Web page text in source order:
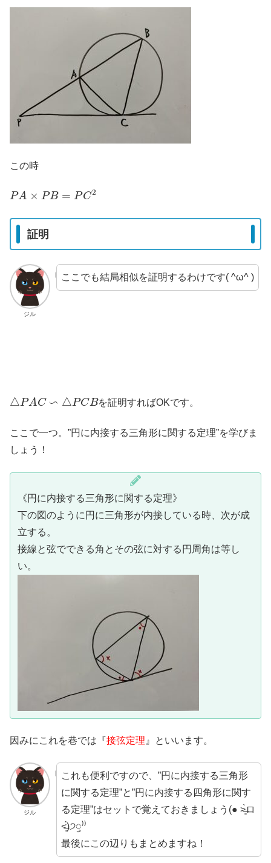
この時
PA× B=P 2
証明
ジル
ここでも結局相似を証明するわけです( ^ω^ )
△ P A C∽ P CB
を証明すればOKです。
ここで一つ。”円に内接する三角形に関する定理”を学びま
しょう！
《円に内接する三角形に関する定理》
下の図のように円に三角形が内接している時、次が成
立する。
接線と弦でできる角とその弦に対する円周角は等し
い。
因みにこれを巷では『接弦定理 』といいます。
ジル
これも便利ですので、”円に内接する三角形
に関する定理”と”円に内接する四角形に関す
る定理”はセットで覚えておきましょう(● ˃̶͈̀ロ
˂̶͈́)੭ꠥ⁾⁾
最後にこの辺りもまとめますね！